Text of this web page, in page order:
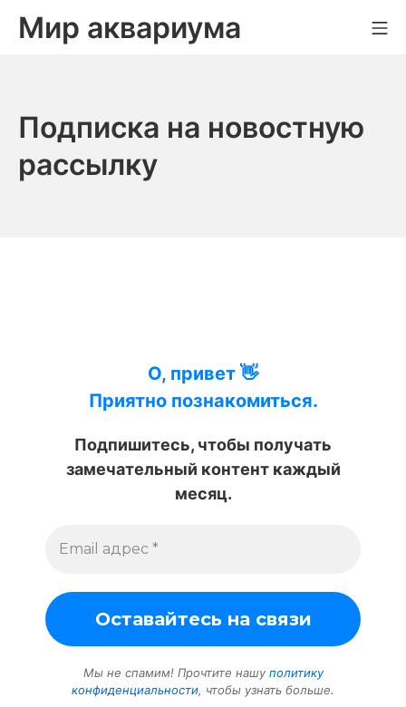
Мир аквариума
Подписка на новостную
рассылку
О, привет 👋
Приятно познакомиться.
Подпишитесь, чтобы получать
замечательный контент каждый
месяц.
Мы не спамим! Прочтите нашу политику
конфиденциальности, чтобы узнать больше.